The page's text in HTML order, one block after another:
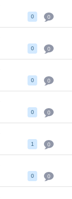
0 0
0 0
0 0
0 0
1 0
0 0